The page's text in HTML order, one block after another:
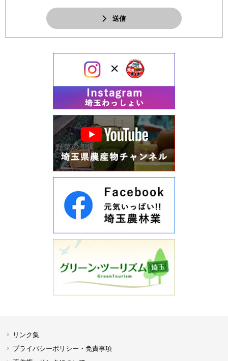
送信
リンク集
プライバシーポリシー・免責事項